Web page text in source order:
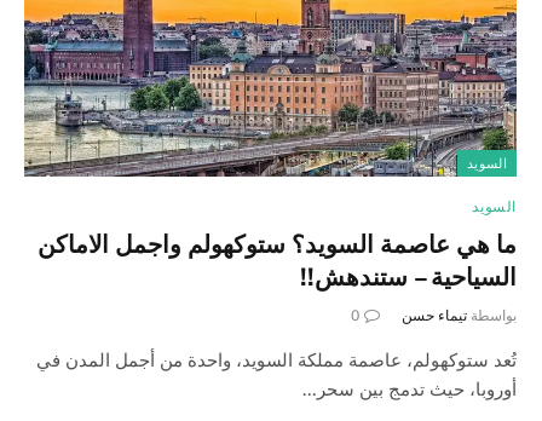
السويد
السويد
ما هي عاصمة السويد؟ ستوكهولم واجمل الاماكن
السياحية – ستندهش!!
بواسطة تيماء حسن 0
تُعد ستوكهولم، عاصمة مملكة السويد، واحدة من أجمل المدن في
أوروبا، حيث تدمج بين سحر…